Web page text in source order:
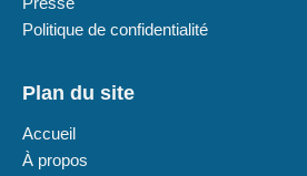
Politique de confidentialité
Plan du site
Accueil
À propos